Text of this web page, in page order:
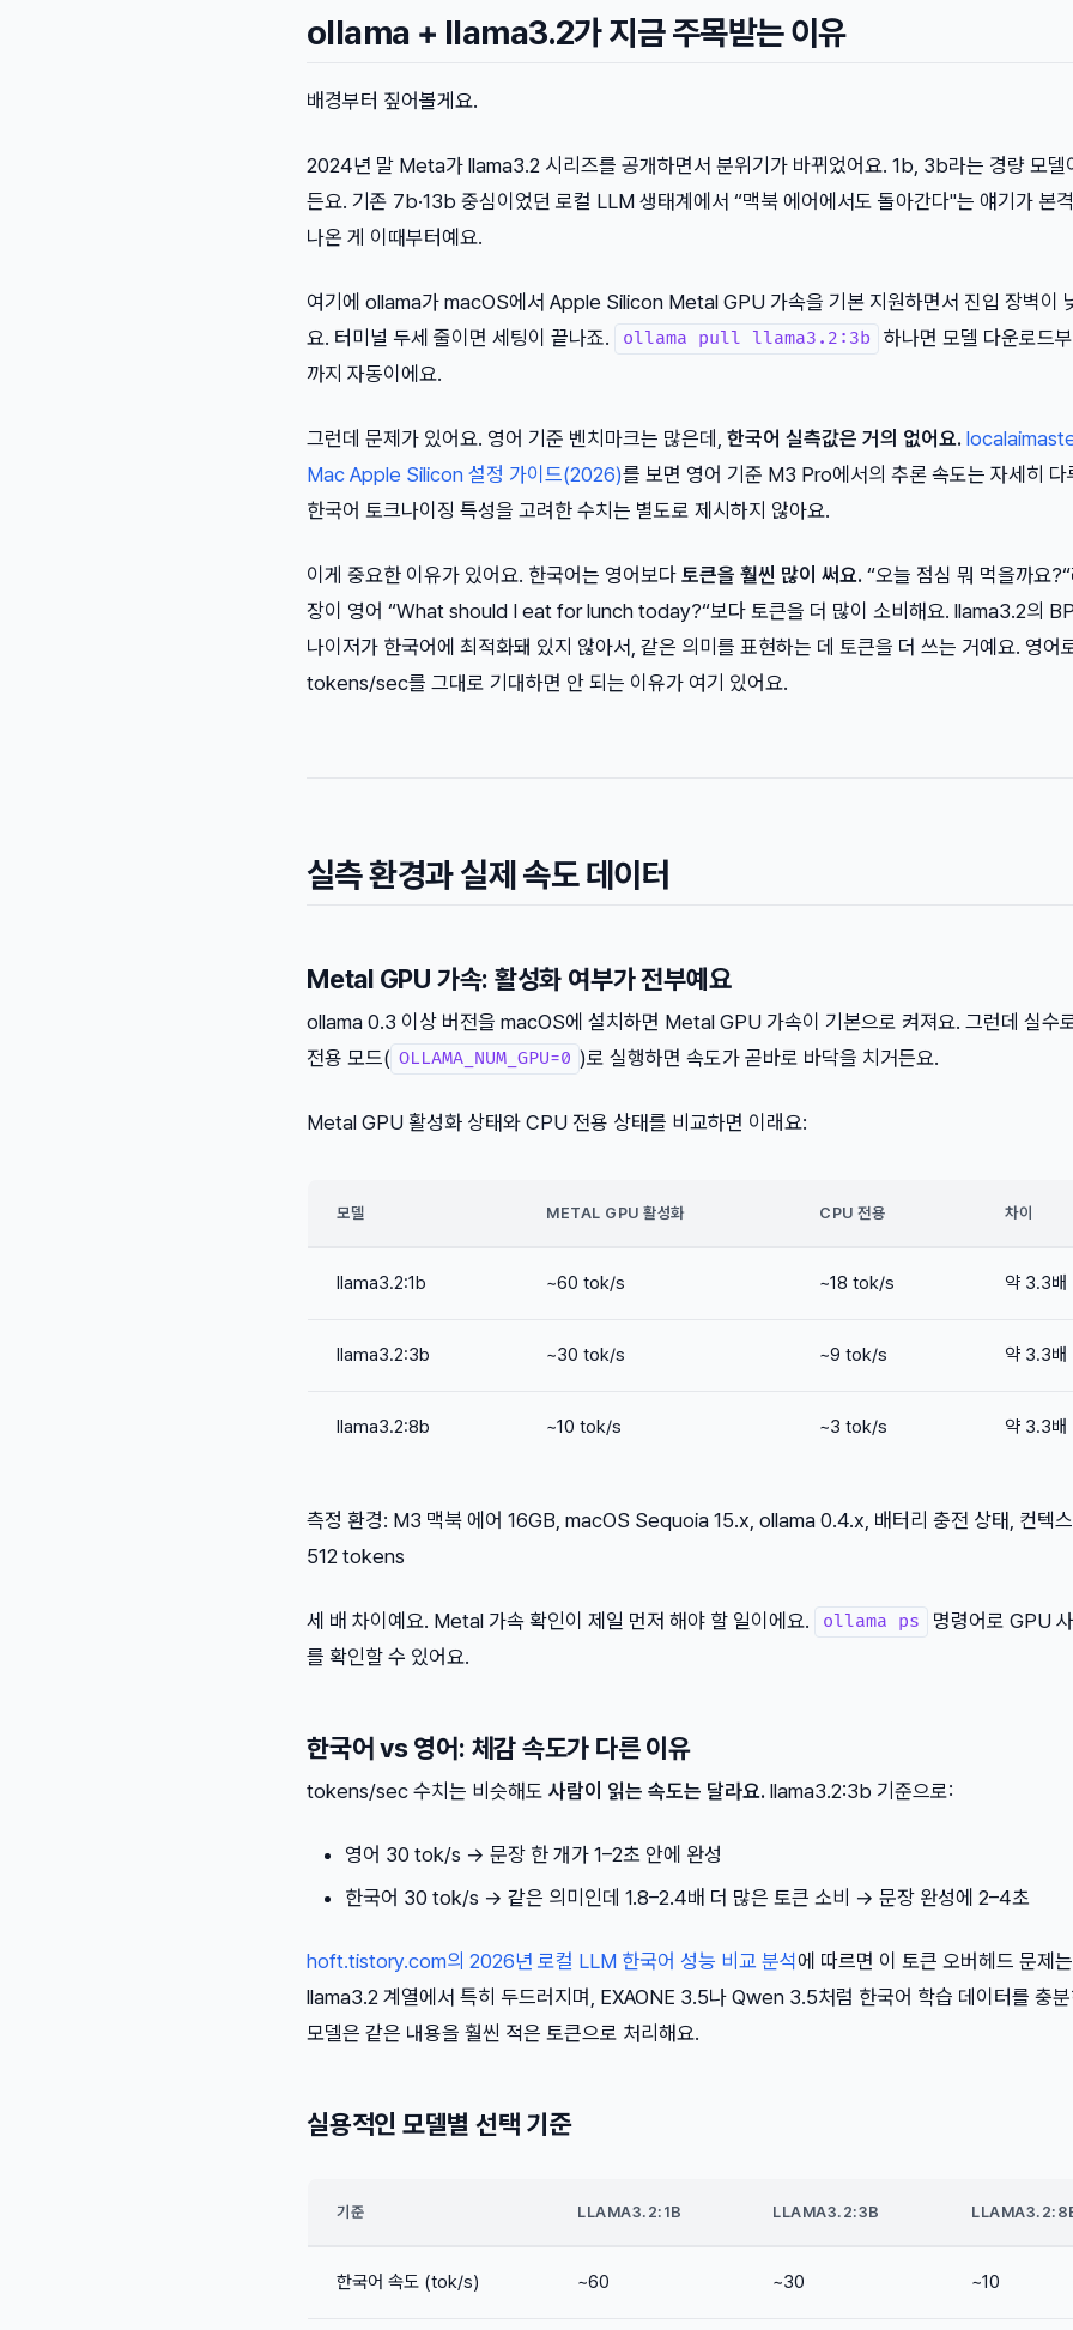
ollama + llama3.2가 지금 주목받는 이유
배경부터 짚어볼게요.
2024년 말 Meta가 llama3.2 시리즈를 공개하면서 분위기가 바뀌었어요. 1b, 3b라는 경량 모델
든요. 기존 7b·13b 중심이었던 로컬 LLM 생태계에서 “맥북 에어에서도 돌아간다"는 얘기가 본
나온 게 이때부터예요.
여기에 ollama가 macOS에서 Apple Silicon Metal GPU 가속을 기본 지원하면서 진입 장벽이
요. 터미널 두세 줄이면 세팅이 끝나죠.
ollama pull llama3.2:3b
하나면 모델 다운로드
까지 자동이에요.
그런데 문제가 있어요. 영어 기준 벤치마크는 많은데, 한국어 실측값은 거의 없어요.
Mac Apple Silicon 설정 가이드(2026)를 보면 영어 기준 M3 Pro에서의 추론 속도는 자세히 다
한국어 토크나이징 특성을 고려한 수치는 별도로 제시하지 않아요.
이게 중요한 이유가 있어요. 한국어는 영어보다 토큰을 훨씬 많이 써요. “오늘 점심 뭐 먹을까요
장이 영어 “What should I eat for lunch today?“보다 토큰을 더 많이 소비해요. llama3.2의
나이저가 한국어에 최적화돼 있지 않아서, 같은 의미를 표현하는 데 토큰을 더 쓰는 거예요. 영어
tokens/sec를 그대로 기대하면 안 되는 이유가 여기 있어요.
실측 환경과 실제 속도 데이터
Metal GPU 가속: 활성화 여부가 전부예요
ollama 0.3 이상 버전을 macOS에 설치하면 Metal GPU 가속이 기본으로 켜져요. 그런데 실수
전용 모드( OLLAMA_NUM_GPU=0 )로 실행하면 속도가 곧바로 바닥을 치거든요.
Metal GPU 활성화 상태와 CPU 전용 상태를 비교하면 이래요:
모델 METAL GPU 활성화 CPU 전용 차이
llama3.2:1b ~60 tok/s ~18 tok/s 약 3.3배
llama3.2:3b ~30 tok/s ~9 tok/s 약 3.3배
llama3.2:8b ~10 tok/s ~3 tok/s 약 3.3배
측정 환경: M3 맥북 에어 16GB, macOS Sequoia 15.x, ollama 0.4.x, 배터리 충전 상태, 컨텍스
512 tokens
세 배 차이예요. Metal 가속 확인이 제일 먼저 해야 할 일이에요. ollama ps
명령어로 GPU
를 확인할 수 있어요.
한국어 vs 영어: 체감 속도가 다른 이유
tokens/sec 수치는 비슷해도 사람이 읽는 속도는 달라요. llama3.2:3b 기준으로:
영어 30 tok/s → 문장 한 개가 1–2초 안에 완성
한국어 30 tok/s → 같은 의미인데 1.8–2.4배 더 많은 토큰 소비 → 문장 완성에 2–4초
hoft.tistory.com의 2026년 로컬 LLM 한국어 성능 비교 분석에 따르면 이 토큰 오버헤드 문제는
llama3.2 계열에서 특히 두드러지며, EXAONE 3.5나 Qwen 3.5처럼 한국어 학습 데이터를 충
모델은 같은 내용을 훨씬 적은 토큰으로 처리해요.
실용적인 모델별 선택 기준
기준 LLAMA3.2:1B LLAMA3.2:3B
한국어 속도 (tok/s) ~60 ~30 ~10